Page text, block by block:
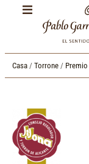
Casa / Torrone / Premio